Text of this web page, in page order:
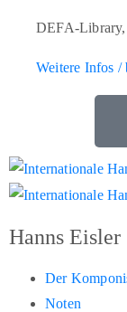
DEFA-Library,
Weitere Infos /
Hanns Eisler
Der
Noten